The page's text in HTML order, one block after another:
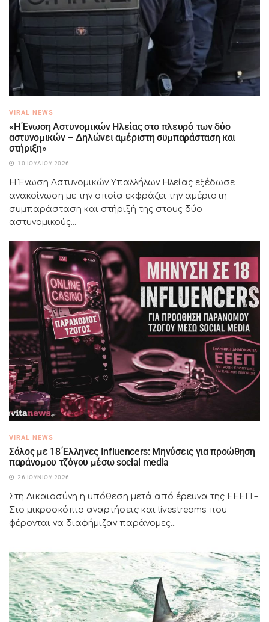
VIRAL NEWS
«Η Ένωση Αστυνομικών Ηλείας στο πλευρό των δύο
αστυνομικών – Δηλώνει αμέριστη συμπαράσταση και
στήριξη»
10 ΙΟΥΛΊΟΥ 2026
Η Ένωση Αστυνομικών Υπαλλήλων Ηλείας εξέδωσε
ανακοίνωση με την οποία εκφράζει την αμέριστη
συμπαράσταση και στήριξή της στους δύο
αστυνομικούς...
VIRAL NEWS
Σάλος με 18 Έλληνες Influencers: Μηνύσεις για προώθηση
παράνομου τζόγου μέσω social media
26 ΙΟΥΝΊΟΥ 2026
Στη Δικαιοσύνη η υπόθεση μετά από έρευνα της ΕΕΕΠ –
Στο μικροσκόπιο αναρτήσεις και livestreams που
φέρονται να διαφήμιζαν παράνομες...